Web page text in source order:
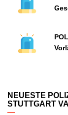
NEUESTE
STUTTGART